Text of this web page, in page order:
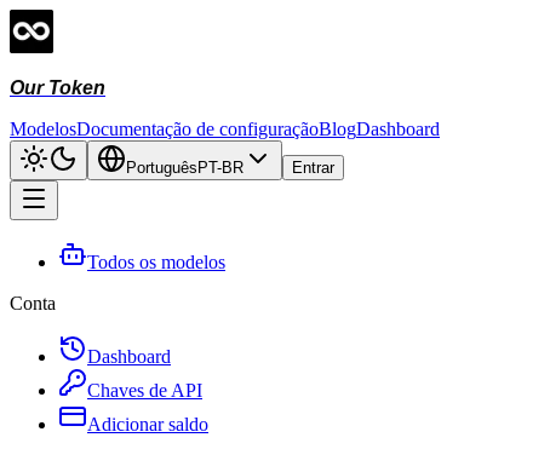
Our Token
ModelosDocumentação de configuraçãoBlogDashboard
Português PT-BR Entrar
Todos os modelos
Conta
Dashboard
Chaves de API
Adicionar saldo